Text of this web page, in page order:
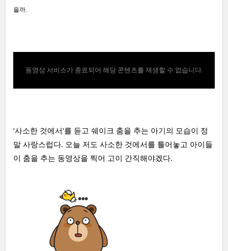
을까.
동영상 서비스가 종료되어 해당 콘텐츠를 재생할 수 없습니다.
'사소한 것에서'를 듣고 쉐이크 춤을 추는 아기의 모습이 정
말 사랑스럽다. 오늘 저도 사소한 것에서를 틀어놓고 아이들
이 춤을 추는 동영상을 찍어 고이 간직해야겠다.